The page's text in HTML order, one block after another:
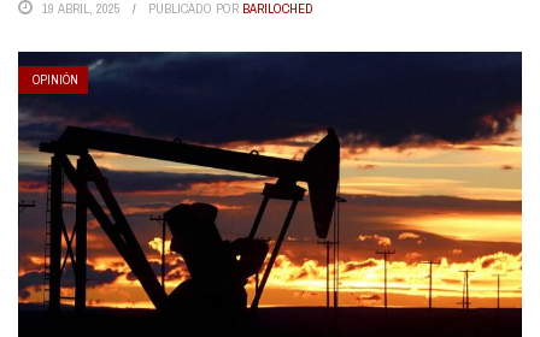
19 ABRIL, 2025 PUBLICADO POR BARILOCHED
OPINIÓN